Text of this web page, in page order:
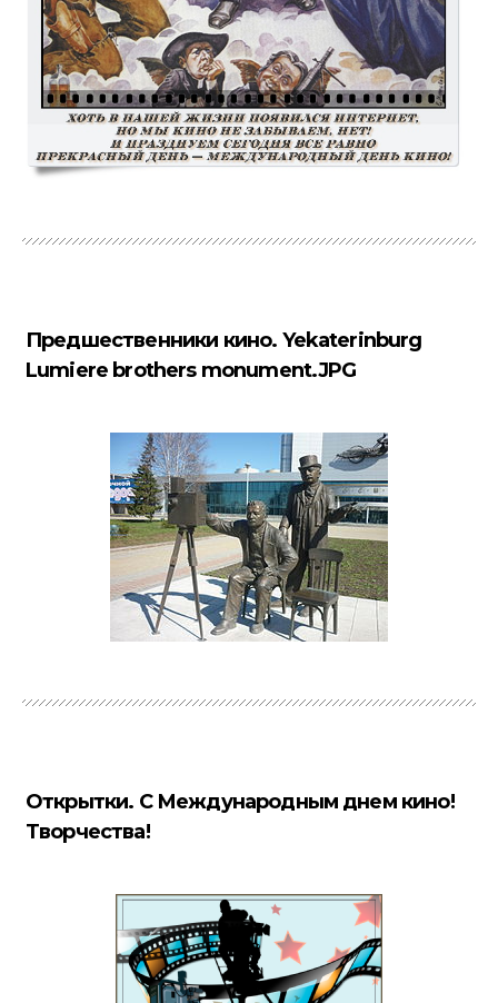
Предшественники кино. Yekaterinburg
Lumiere brothers monument.JPG
Открытки. С Международным днем кино!
Творчества!